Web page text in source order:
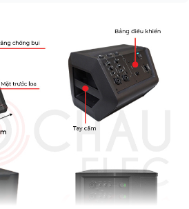
Cao cấp
100 H x 40 V
70Hz - 16kHz
6.5 kg (không pin); 6.8 kg (có pin)